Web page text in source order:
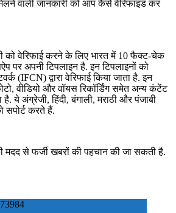
वाली जानकारी को आप कैसे वेरिफाइड कर
को वेरिफाई करने के लिए भारत में 10 फैक्‍ट-चेक
पर अपनी टिपलाइन है. इन टिपलाइनों को
(IFCN) द्वारा वेरिफाई किया जाता है. इन
वीडियो और वॉयस रिकॉर्डिंग समेत अन्‍य कंटेंट
ये अंग्रेजी, हिंदी, बंगाली, मराठी और पंजाबी
सपोर्ट करते हैं.
से फर्जी खबरों की पहचान की जा सकती है.